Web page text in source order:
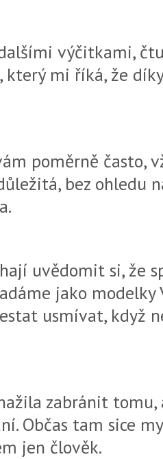
výčitkami,
který mi říká, že
poměrně často,
bez ohledu
uvědomit si, že
jako modelky
usmívat, když
zabránit tomu,
Občas tam sice
jen člověk.